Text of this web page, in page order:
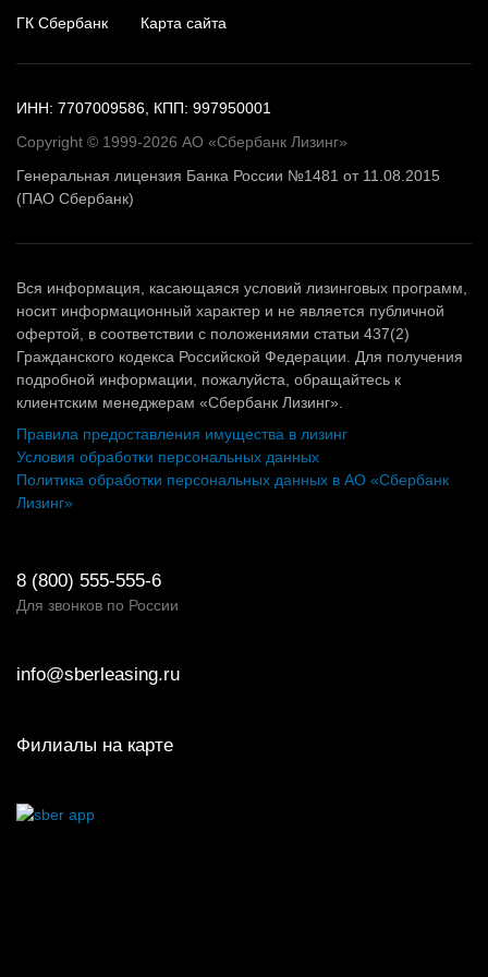
ГК Сбербанк
Карта сайта
ИНН: 7707009586, КПП: 997950001
Copyright © 1999-2026 АО «Сбербанк Лизинг»
Генеральная лицензия Банка России №1481 от 11.08.2015
(ПАО Сбербанк)
Вся информация, касающаяся условий лизинговых программ,
носит информационный характер и не является публичной
офертой, в соответствии с положениями статьи 437(2)
Гражданского кодекса Российской Федерации. Для получения
подробной информации, пожалуйста, обращайтесь к
клиентским менеджерам «Сбербанк Лизинг».
Правила предоставления имущества в лизинг
Условия обработки персональных данных
Политика обработки персональных данных в АО «Сбербанк
Лизинг»
8 (800) 555-555-6
Для звонков по России
info@sberleasing.ru
Филиалы на карте